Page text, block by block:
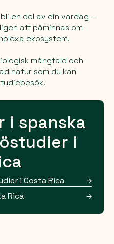
en del av din vardag –
att påminnas om
ekosystem.
mångfald och
natur som du kan
i spanska
i
i Costa Rica
Rica